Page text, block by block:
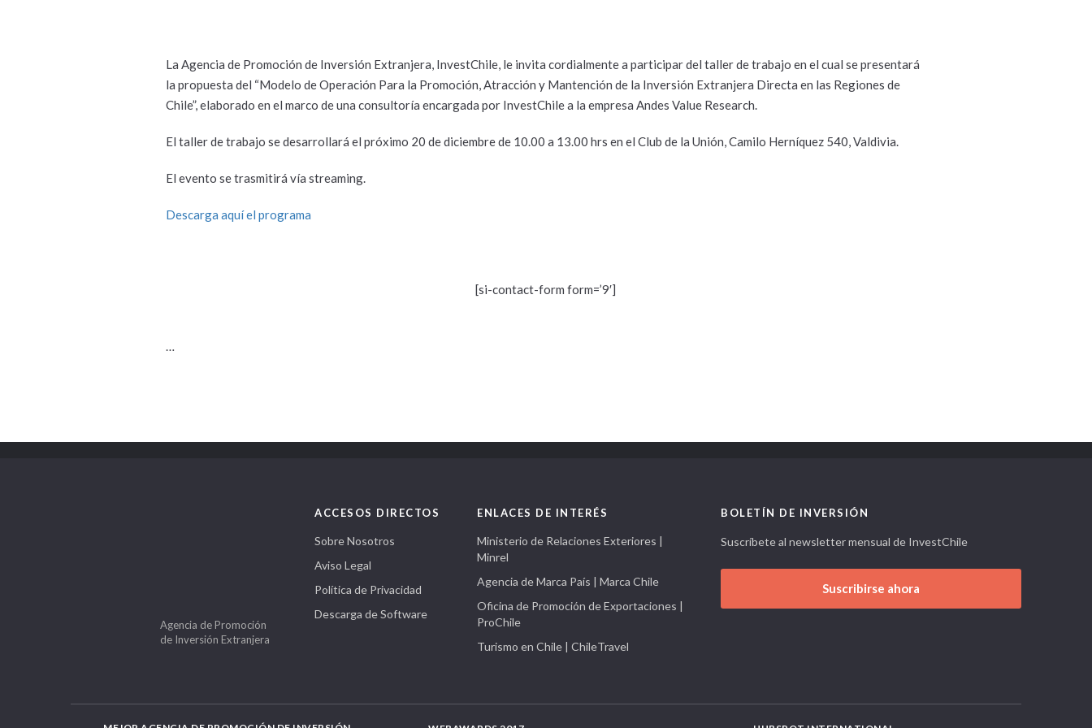
La Agencia de Promoción de Inversión Extranjera, InvestChile, le invita cordialmente a participar del taller de trabajo en el cual se presentará
la propuesta del “Modelo de Operación Para la Promoción, Atracción y Mantención de la Inversión Extranjera Directa en las Regiones de
Chile”, elaborado en el marco de una consultoría encargada por InvestChile a la empresa Andes Value Research.
El taller de trabajo se desarrollará el próximo 20 de diciembre de 10.00 a 13.00 hrs en el Club de la Unión, Camilo Herníquez 540, Valdivia.
El evento se trasmitirá vía streaming.
Descarga aquí el programa
[si-contact-form form=’9′]
…
Agencia de Promoción
de Inversión Extranjera
ACCESOS DIRECTOS
Sobre Nosotros
Aviso Legal
Política de Privacidad
Descarga de Software
ENLACES DE INTERÉS
Ministerio de Relaciones Exteriores |
Minrel
Agencia de Marca País | Marca Chile
Oficina de Promoción de Exportaciones |
ProChile
Turismo en Chile | ChileTravel
BOLETÍN DE INVERSIÓN
Suscríbete al newsletter mensual de InvestChile
Suscribirse ahora